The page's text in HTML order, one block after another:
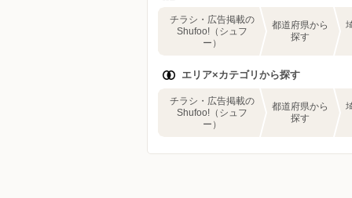
チラシ・広告掲載の
Shufoo!（シュフ
ー）
都道府県から
探す
エリア×カテゴリから探す
チラシ・広告掲載の
Shufoo!（シュフ
ー）
都道府県から
探す